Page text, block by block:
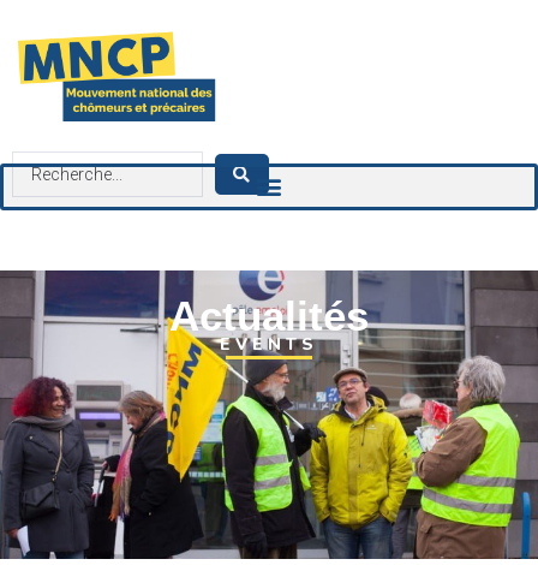
Actualités
EVENTS